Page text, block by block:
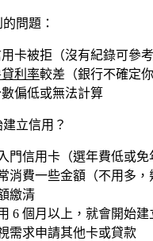
問題：
卡被拒（沒有紀錄可參考
利率較差（銀行不確定
偏低或無法計算
立信用？
入門信用卡 （選年費低或免
消費一些金額（不用多，
繳清
6 個月以上，就會開始建
需求申請其他卡或貸款